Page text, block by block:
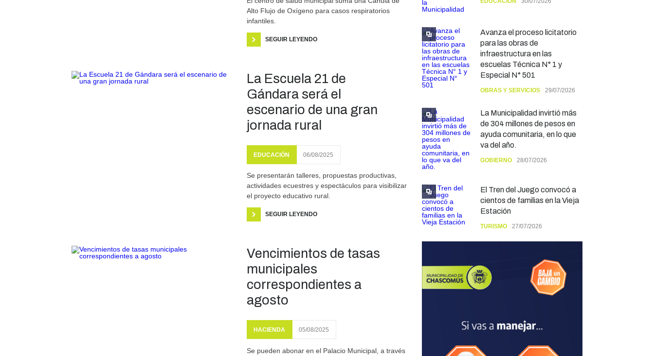
Alto Flujo de Oxígeno para casos respiratorios
infantiles.
SEGUIR LEYENDO
La Escuela 21 de
Gándara será el
escenario de una gran
jornada rural
EDUCACIÓN 06/08/2025
Se presentarán talleres, propuestas productivas,
actividades ecuestres y espectáculos para visibilizar
el proyecto educativo rural.
SEGUIR LEYENDO
Vencimientos de tasas
municipales
correspondientes a
agosto
HACIENDA 05/08/2025
Se pueden abonar en el Palacio Municipal, a través
Avanza el proceso licitatorio
para las obras de
infraestructura en las
escuelas Técnica N° 1 y
Especial N° 501
OBRAS Y SERVICIOS 29/07/2026
La Municipalidad invirtió más
de 304 millones de pesos en
ayuda comunitaria, en lo que
va del año.
GOBIERNO 28/07/2026
El Tren del Juego convocó a
cientos de familias en la Vieja
Estación
TURISMO 27/07/2026